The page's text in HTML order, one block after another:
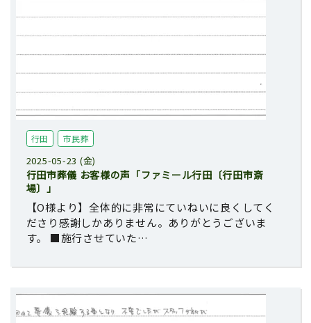
行田 市民葬
2025-05-23 (金)
行田市葬儀 お客様の声「ファミール行田〔行田市斎
場〕」
【O様より】全体的に非常にていねいに良くしてく
ださり感謝しかありません。ありがとうございま
す。 ■施行させていた…